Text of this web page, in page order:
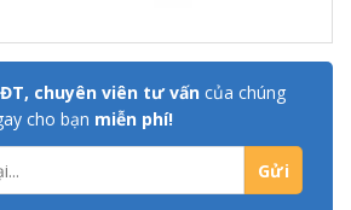
chuyên viên tư vấn của chúng
cho bạn miễn phí!